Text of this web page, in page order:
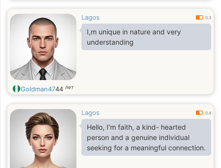
Lagos 0.3
I,m unique in nature and very
understanding
Goldman4744 лет
Lagos 0.4
Hello, I'm faith, a kind- hearted
person and a genuine individual
seeking for a meaningful connection.